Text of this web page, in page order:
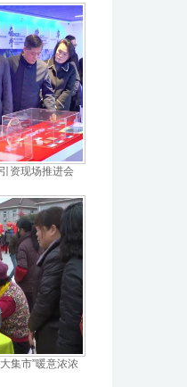
资现场推进会
集市”暖意浓浓